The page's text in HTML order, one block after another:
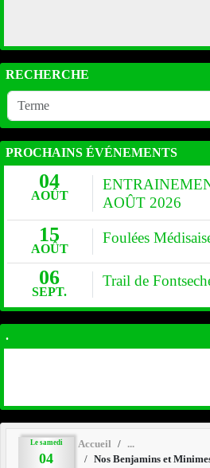
Le samedi
04
Accueil
Nos Benjamins et
RECHERCHE
PROCHAINS ÉVÉNEMENTS
04
AOÛT
AOÛT 2026
15
AOÛT
Foulées
06
SEPT.
Trail de
.